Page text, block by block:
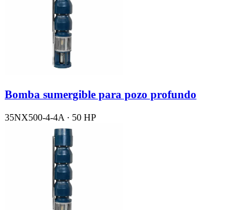
Bomba sumergible para pozo profundo
35NX500-4-4A · 50 HP